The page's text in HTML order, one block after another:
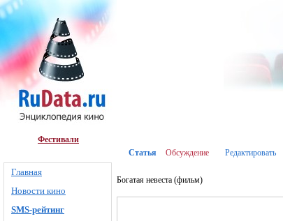
Фестивали
Главная
Новости кино
SMS-рейтинг
Статья Обсуждение Редактировать
Богатая невеста (фильм)